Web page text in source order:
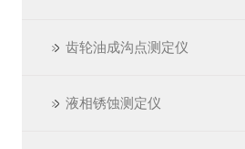
齿轮油成沟点测定仪
液相锈蚀测定仪